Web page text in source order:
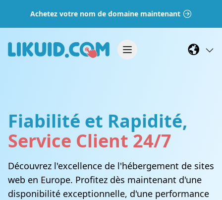
Achetez votre nom de domaine maintenant
Fiabilité et Rapidité,
Service Client 24/7
Découvrez l'excellence de l'hébergement de sites
web en Europe. Profitez dès maintenant d'une
disponibilité exceptionnelle, d'une performance